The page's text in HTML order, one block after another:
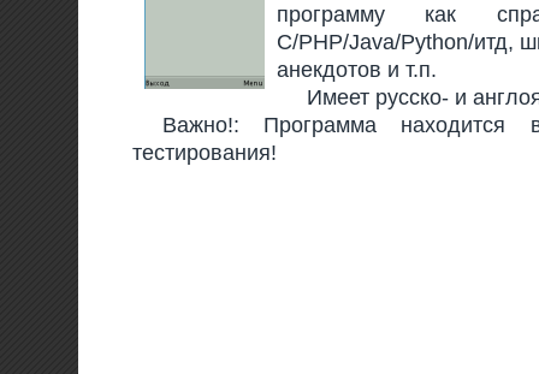
программу как
C/PHP/Java/Python/итд,
анекдотов и т.п.
Имеет русско- и
Важно!: Программа находится
тестирования!